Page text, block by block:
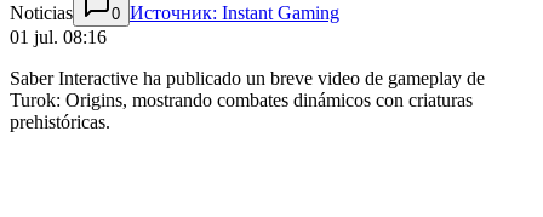
Noticias 0 Источник: Instant Gaming
01 jul. 08:16
Saber Interactive ha publicado un breve video de gameplay de
Turok: Origins, mostrando combates dinámicos con criaturas
prehistóricas.